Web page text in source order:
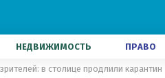
НЕДВИЖИМОСТЬ ПРАВО
в столице продлили карантин